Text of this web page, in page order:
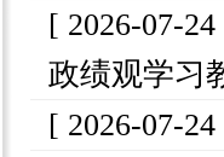
[ 2026-07-
政绩观学习
[ 2026-07-